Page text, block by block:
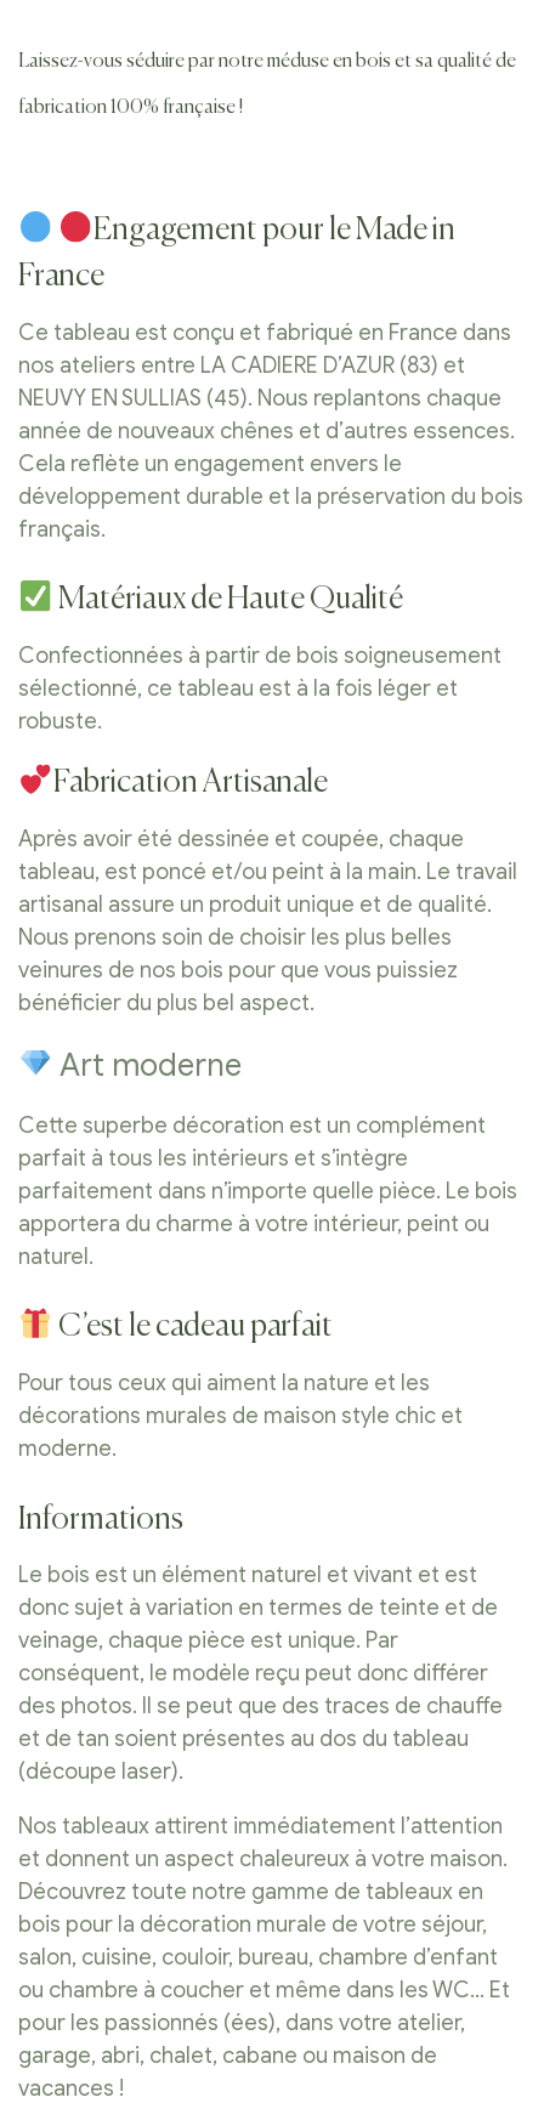
Laissez-vous séduire par notre méduse en bois et sa qualité de
fabrication 100% française !
Engagement pour le Made in
France
Ce tableau est conçu et fabriqué en France dans
nos ateliers entre LA CADIERE D’AZUR (83) et
NEUVY EN SULLIAS (45). Nous replantons chaque
année de nouveaux chênes et d’autres essences.
Cela reflète un engagement envers le
développement durable et la préservation du bois
français.
Matériaux de Haute Qualité
Confectionnées à partir de bois soigneusement
sélectionné, ce tableau est à la fois léger et
robuste.
Fabrication Artisanale
Après avoir été dessinée et coupée, chaque
tableau, est poncé et/ou peint à la main. Le travail
artisanal assure un produit unique et de qualité.
Nous prenons soin de choisir les plus belles
veinures de nos bois pour que vous puissiez
bénéficier du plus bel aspect.
Art moderne
Cette superbe décoration est un complément
parfait à tous les intérieurs et s’intègre
parfaitement dans n’importe quelle pièce. Le bois
apportera du charme à votre intérieur, peint ou
naturel.
C’est le cadeau parfait
Pour tous ceux qui aiment la nature et les
décorations murales de maison style chic et
moderne.
Informations
Le bois est un élément naturel et vivant et est
donc sujet à variation en termes de teinte et de
veinage, chaque pièce est unique. Par
conséquent, le modèle reçu peut donc différer
des photos. Il se peut que des traces de chauffe
et de tan soient présentes au dos du tableau
(découpe laser).
Nos tableaux attirent immédiatement l’attention
et donnent un aspect chaleureux à votre maison.
Découvrez toute notre gamme de tableaux en
bois pour la décoration murale de votre séjour,
salon, cuisine, couloir, bureau, chambre d’enfant
ou chambre à coucher et même dans les WC… Et
pour les passionnés (ées), dans votre atelier,
garage, abri, chalet, cabane ou maison de
vacances !